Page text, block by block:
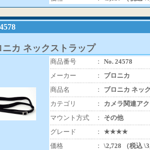
ニカ ネックストラップ
商品番号 ： No. 24578
メーカー
：
ブロニカ
商品名
：
ブロニカ ネッ
カテゴリ
：
カメラ関連ア
マウント方式
：
その他
グレード
： ★★★★
価格
： \2,728 （税込